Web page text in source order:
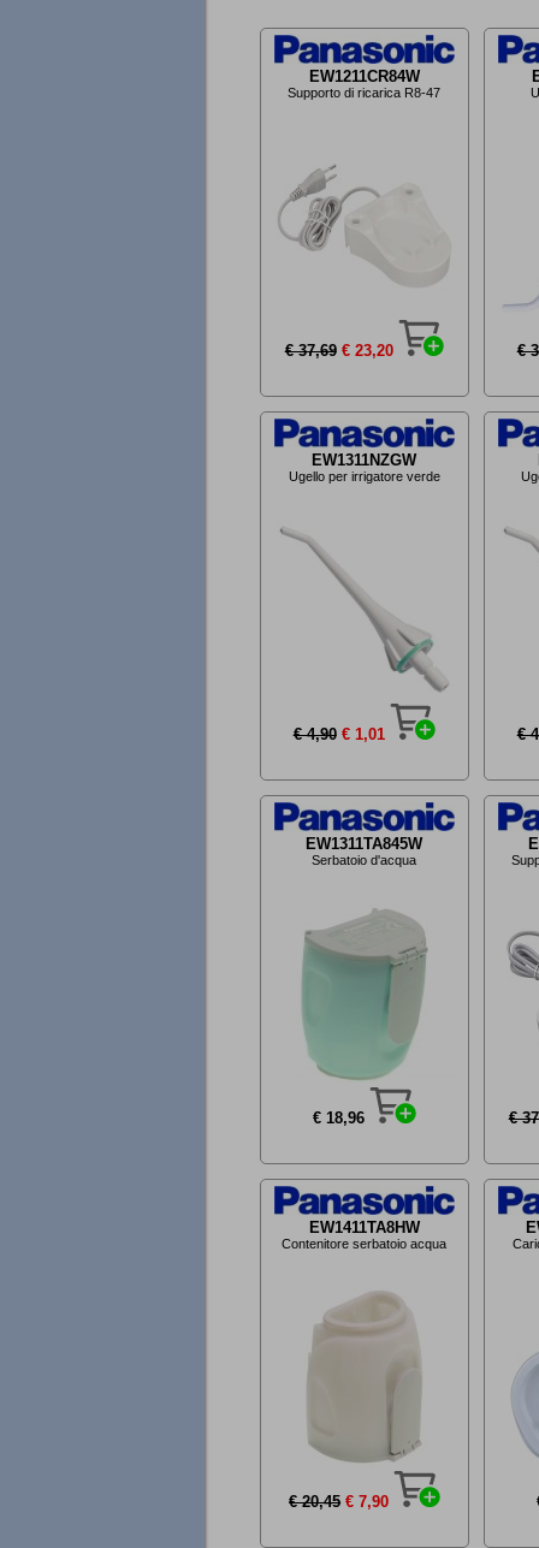
EW1211CR84W
Supporto di ricarica R8-47
€ 37,69 € 23,20 €
EW1311NZGW
Ugello per irrigatore verde
€ 4,90 € 1,01 €
EW1311TA845W
Serbatoio d'acqua
€ 18,96 €
EW1411TA8HW
Contenitore serbatoio acqua
€ 20,45 € 7,90